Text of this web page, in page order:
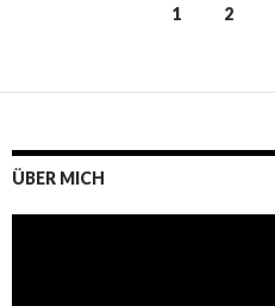
1 2
ÜBER MICH